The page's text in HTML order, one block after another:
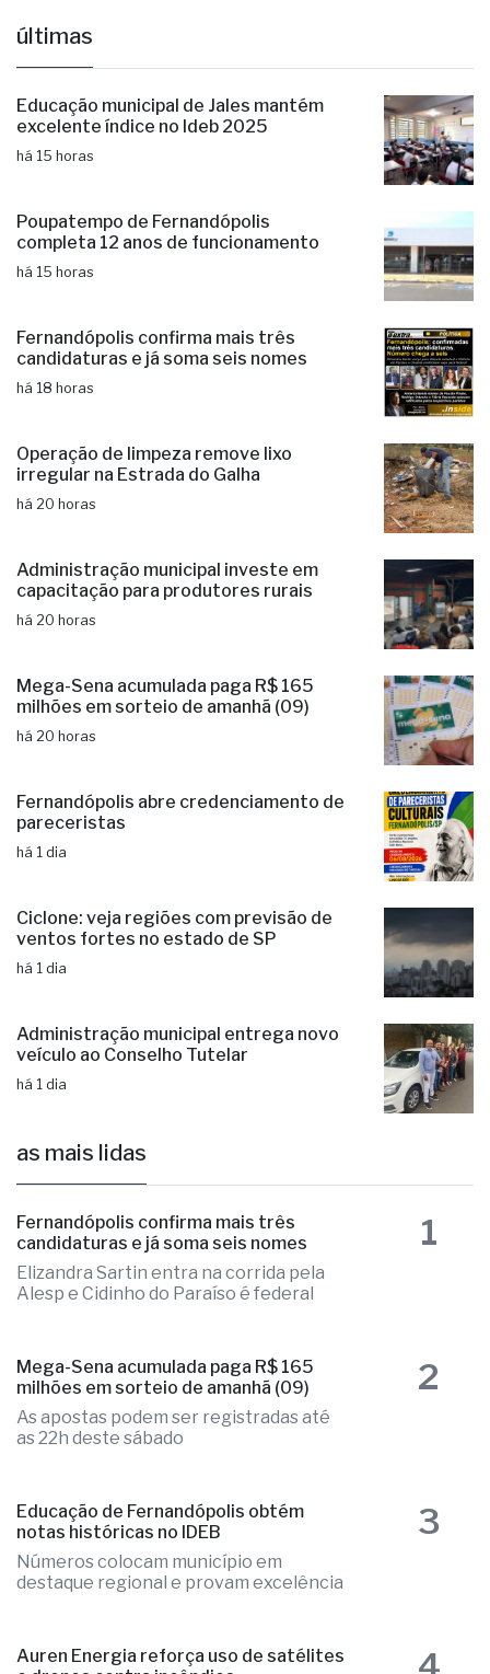
últimas
Educação municipal de Jales mantém
excelente índice no Ideb 2025
há 15 horas
Poupatempo de Fernandópolis
completa 12 anos de funcionamento
há 15 horas
Fernandópolis confirma mais três
candidaturas e já soma seis nomes
há 18 horas
Operação de limpeza remove lixo
irregular na Estrada do Galha
há 20 horas
Administração municipal investe em
capacitação para produtores rurais
há 20 horas
Mega-Sena acumulada paga R$ 165
milhões em sorteio de amanhã (09)
há 20 horas
Fernandópolis abre credenciamento de
pareceristas
há 1 dia
Ciclone: veja regiões com previsão de
ventos fortes no estado de SP
há 1 dia
Administração municipal entrega novo
veículo ao Conselho Tutelar
há 1 dia
as mais lidas
Fernandópolis confirma mais três
candidaturas e já soma seis nomes
Elizandra Sartin entra na corrida pela
Alesp e Cidinho do Paraíso é federal
1
Mega-Sena acumulada paga R$ 165
milhões em sorteio de amanhã (09)
As apostas podem ser registradas até
as 22h deste sábado
2
Educação de Fernandópolis obtém
notas históricas no IDEB
Números colocam município em
destaque regional e provam excelência
3
Auren Energia reforça uso de satélites